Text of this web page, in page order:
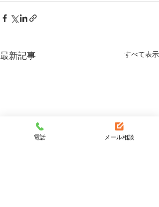
最新記事 すべて表示
電話 メール相談